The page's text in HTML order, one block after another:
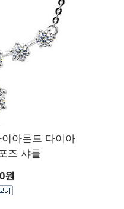
아몬드 다이아
즈 샤를
원